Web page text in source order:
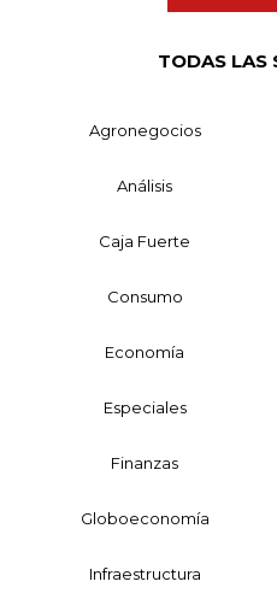
TODAS LAS
Agronegocios
Análisis
Caja Fuerte
Consumo
Economía
Especiales
Finanzas
Globoeconomía
Infraestructura